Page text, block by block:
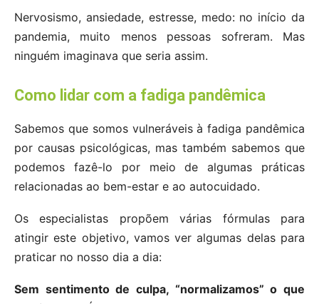
Nervosismo, ansiedade, estresse, medo: no início da
pandemia, muito menos pessoas sofreram. Mas
ninguém imaginava que seria assim.
Como lidar com a fadiga pandêmica
Sabemos que somos vulneráveis à fadiga pandêmica
por causas psicológicas, mas também sabemos que
podemos fazê-lo por meio de algumas práticas
relacionadas ao bem-estar e ao autocuidado.
Os especialistas propõem várias fórmulas para
atingir este objetivo, vamos ver algumas delas para
praticar no nosso dia a dia:
Sem sentimento de culpa, “normalizamos” o que